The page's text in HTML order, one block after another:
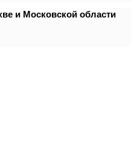
и Московской области